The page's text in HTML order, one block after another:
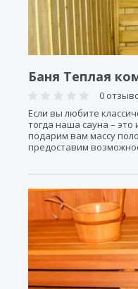
Баня Теплая
0
Если вы любите
тогда наша сауна –
подарим вам массу
предоставим